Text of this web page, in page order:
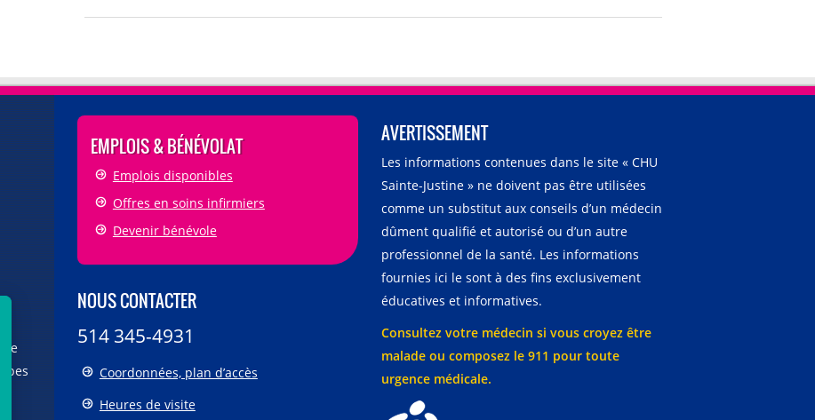
EMPLOIS & BÉNÉVOLAT
Emplois disponibles
Offres en soins infirmiers
Devenir bénévole
NOUS CONTACTER
514 345-4931
Coordonnées, plan d’accès
Heures de visite
AVERTISSEMENT
Les informations contenues dans le site « CHU
Sainte-Justine » ne doivent pas être utilisées
comme un substitut aux conseils d’un médecin
dûment qualifié et autorisé ou d’un autre
professionnel de la santé. Les informations
fournies ici le sont à des fins exclusivement
éducatives et informatives.
Consultez votre médecin si vous croyez être
malade ou composez le 911 pour toute
urgence médicale.